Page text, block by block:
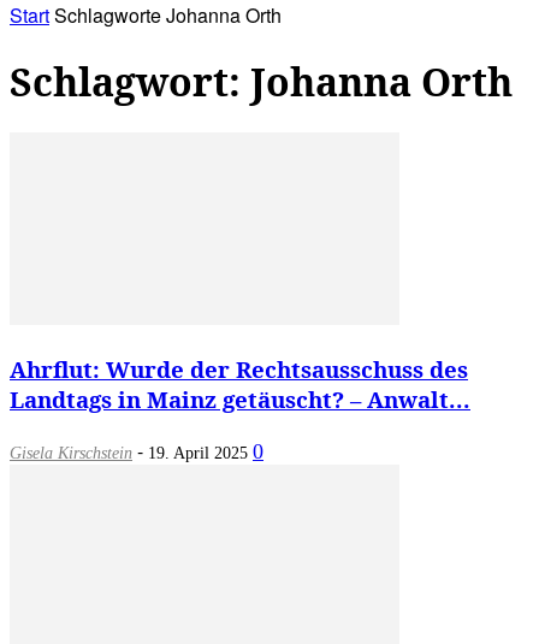
StartSchlagworteJohanna Orth
Schlagwort: Johanna Orth
Ahrflut: Wurde der Rechtsausschuss des
Landtags in Mainz getäuscht? – Anwalt...
Gisela Kirschstein - 19. April 2025 0